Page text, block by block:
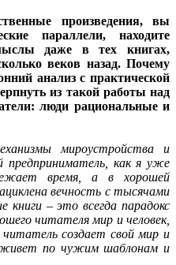
произведения, вы
параллели, находите
даже в тех книгах,
веков назад. Почему
анализ с практической
из такой работы над
люди рациональные и
мироустройства и
предприниматель, как я уже
время, а в хорошей
вечность с тысячами
– это всегда парадокс
читателя мир и человек,
создает свой мир и
живет по чужим шаблонам и